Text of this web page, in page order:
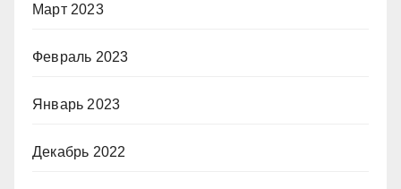
Март 2023
Февраль 2023
Январь 2023
Декабрь 2022